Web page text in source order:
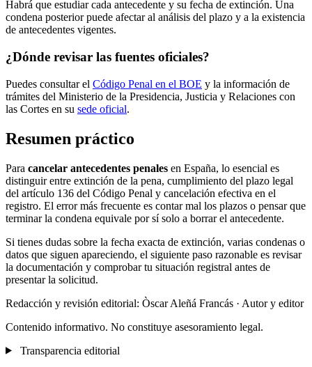
Habrá que estudiar cada antecedente y su fecha de extinción. Una
condena posterior puede afectar al análisis del plazo y a la existencia
de antecedentes vigentes.
¿Dónde revisar las fuentes oficiales?
Puedes consultar el Código Penal en el BOE y la información de
trámites del Ministerio de la Presidencia, Justicia y Relaciones con
las Cortes en su sede oficial.
Resumen práctico
Para cancelar antecedentes penales en España, lo esencial es
distinguir entre extinción de la pena, cumplimiento del plazo legal
del artículo 136 del Código Penal y cancelación efectiva en el
registro. El error más frecuente es contar mal los plazos o pensar que
terminar la condena equivale por sí solo a borrar el antecedente.
Si tienes dudas sobre la fecha exacta de extinción, varias condenas o
datos que siguen apareciendo, el siguiente paso razonable es revisar
la documentación y comprobar tu situación registral antes de
presentar la solicitud.
Redacción y revisión editorial: Òscar Aleñá Francás · Autor y editor
Contenido informativo. No constituye asesoramiento legal.
Transparencia editorial